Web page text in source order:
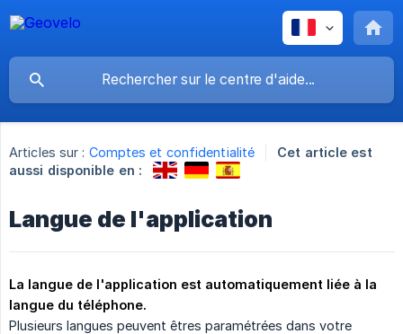
Articles sur : Comptes et confidentialité
Cet article est
aussi disponible en :
Langue de l'application
La langue de l'application est automatiquement liée à la
langue du téléphone.
Plusieurs langues peuvent êtres paramétrées dans votre